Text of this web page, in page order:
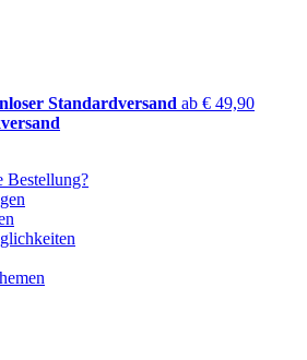
Standardversand ab € 49,90
Bestellung?